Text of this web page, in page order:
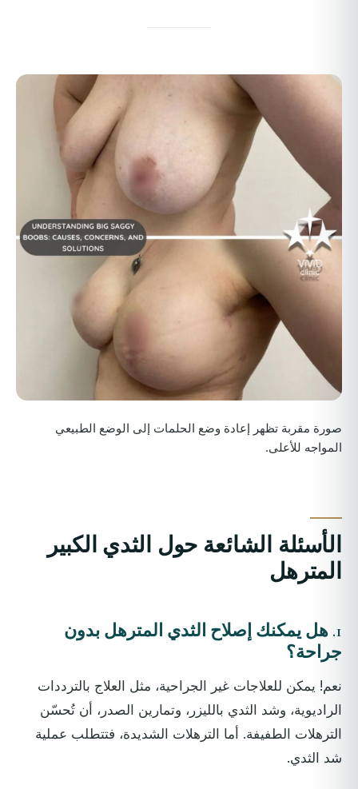
صورة مقربة تظهر إعادة وضع الحلمات إلى الوضع الطبيعي
المواجه للأعلى.
الأسئلة الشائعة حول الثدي الكبير
المترهل
1. هل يمكنك إصلاح الثدي المترهل بدون
جراحة؟
نعم! يمكن للعلاجات غير الجراحية، مثل العلاج بالترددات
الراديوية، وشد الثدي بالليزر، وتمارين الصدر، أن تُحسّن
الترهلات الطفيفة. أما الترهلات الشديدة، فتتطلب عملية
شد الثدي.